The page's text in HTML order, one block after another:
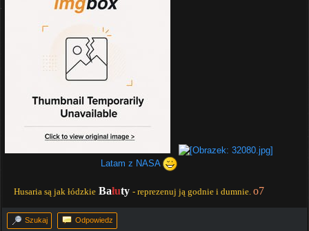
Latam z NASA
Husaria są jak łódzkie Bałuty - reprezenuj ją godnie i dumnie.o7
Szukaj Odpowiedz